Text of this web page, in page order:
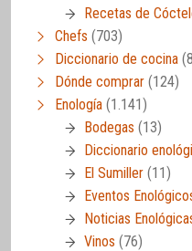
Recetas de
Chefs (703)
Diccionario de cocina
Dónde comprar (124)
Enología (1.141)
Bodegas (13)
Diccionario
El Sumiller (11)
Eventos
Noticias
Vinos (76)